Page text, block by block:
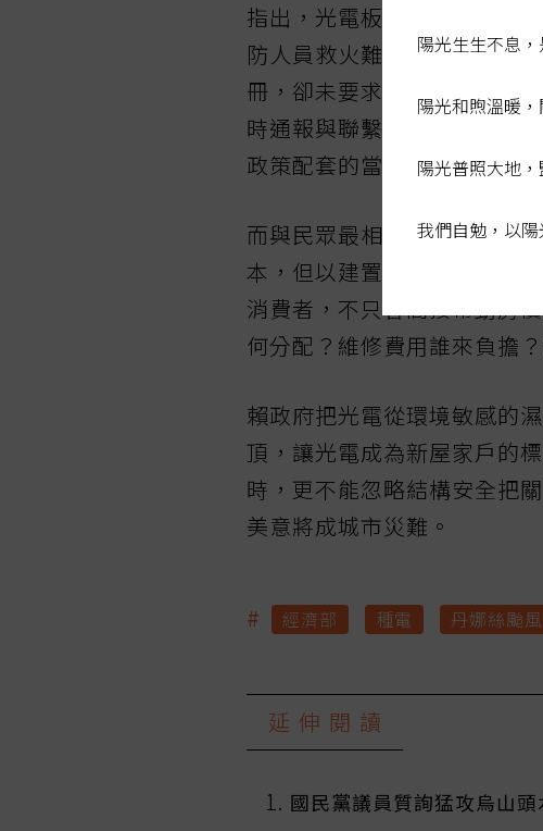
指出，光電板在發生火災時
防人員救火難度並有觸電風
冊，卻未要求裝設光電阻斷
時通報與聯繫機制，使消防
政策配套的當務之急。
而與民眾最相關的是，內政
本，但以建置五十ＫＷ光電
消費者，不只會間接帶動房
何分配？維修費用誰來負擔
賴政府把光電從環境敏感的
頂，讓光電成為新屋家戶的
時，更不能忽略結構安全把
美意將成城市災難。
# 經濟部 種電 丹娜絲颱風
延伸閱讀
國民黨議員質詢猛攻烏山
陽光生生不息
陽光和煦溫暖
陽光普照大地
我們自勉，以